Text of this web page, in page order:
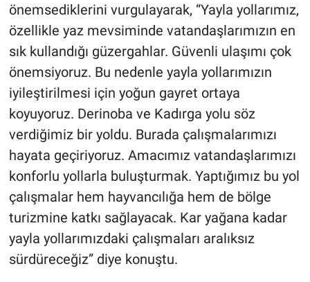
önemsediklerini vurgulayarak, “Yayla yollarımız,
özellikle yaz mevsiminde vatandaşlarımızın en
sık kullandığı güzergahlar. Güvenli ulaşımı çok
önemsiyoruz. Bu nedenle yayla yollarımızın
iyileştirilmesi için yoğun gayret ortaya
koyuyoruz. Derinoba ve Kadırga yolu söz
verdiğimiz bir yoldu. Burada çalışmalarımızı
hayata geçiriyoruz. Amacımız vatandaşlarımızı
konforlu yollarla buluşturmak. Yaptığımız bu yol
çalışmalar hem hayvancılığa hem de bölge
turizmine katkı sağlayacak. Kar yağana kadar
yayla yollarımızdaki çalışmaları aralıksız
sürdüreceğiz” diye konuştu.